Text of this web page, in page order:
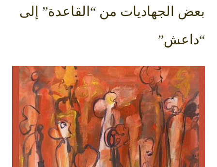
الجهاديات من “القاعدة” إلى